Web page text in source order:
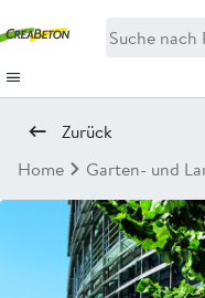
Zurück
Home
Garten- und